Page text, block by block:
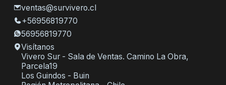
ventas@survivero.cl
+56956819770
56956819770
Visítanos
Vivero Sur - Sala de Ventas. Camino La Obra,
Parcela19
Los Guindos - Buin